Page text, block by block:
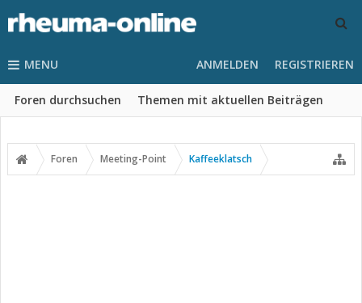
MENU
Foren durchsuchen Themen mit aktuellen Beiträgen
ANMELDEN REGISTRIEREN
Foren Meeting-Point Kaffeeklatsch